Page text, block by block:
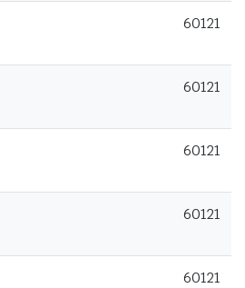
60121
60121
60121
60121
60121